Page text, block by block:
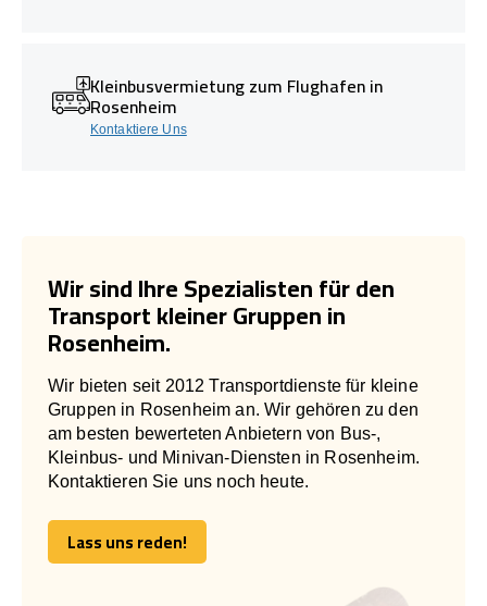
Kleinbusvermietung zum Flughafen in
Rosenheim
Kontaktiere Uns
Wir sind Ihre Spezialisten für den
Transport kleiner Gruppen in
Rosenheim.
Wir bieten seit 2012 Transportdienste für kleine
Gruppen in Rosenheim an. Wir gehören zu den
am besten bewerteten Anbietern von Bus-,
Kleinbus- und Minivan-Diensten in Rosenheim.
Kontaktieren Sie uns noch heute.
Lass uns reden!
Lass uns reden!